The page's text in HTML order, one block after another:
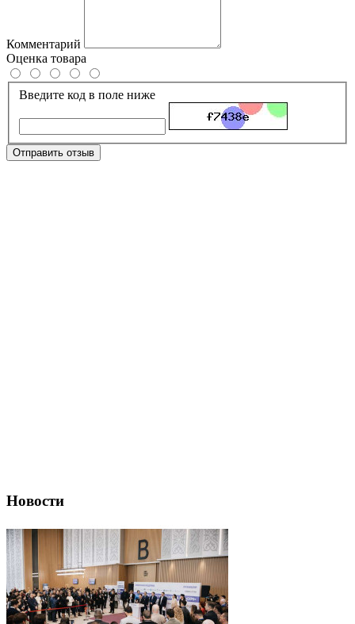
Комментарий
Оценка товара
Введите код в поле ниже
Отправить отзыв
Новости